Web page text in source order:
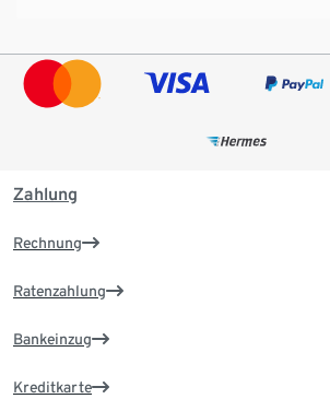
Zahlung
Rechnung
Ratenzahlung
Bankeinzug
Kreditkarte